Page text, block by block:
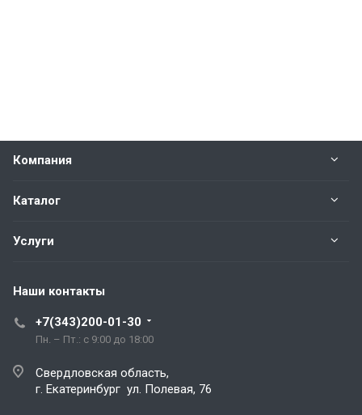
Компания
Каталог
Услуги
Наши контакты
+7(343)200-01-30
Пн. – Пт.: с 9:00 до 18:00
Свердловская область,
г. Екатеринбург ул. Полевая, 76